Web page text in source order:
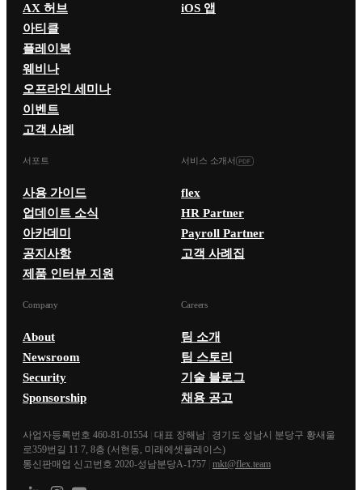
AX 허브
아티클
플레이북
웨비나
오프라인 세미나
이벤트
고객 사례
iOS 앱
서포트
사용 가이드
업데이트 소식
아카데미
공지사항
제품 인터뷰 지원
서비스 소개서
flex
HR Partner
Payroll Partner
고객 사례집
Company
About
Newsroom
Security
Sponsorship
Careers
팀 소개
팀 스토리
기술 블로그
채용 공고
사업자등록번호 460-81-01554 대표 장해남
경기도 성남시 분당구 황새울
로359번길 11 7, 8층 (서현동, 미래에셋플레이스)
통신판매업 신고번호 2020-성남분당A-1757 mkt@flex.team